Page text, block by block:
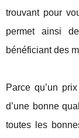
trouvant pour
permet ainsi
bénéficiant des
Parce qu’un
d’une bonne
toutes les